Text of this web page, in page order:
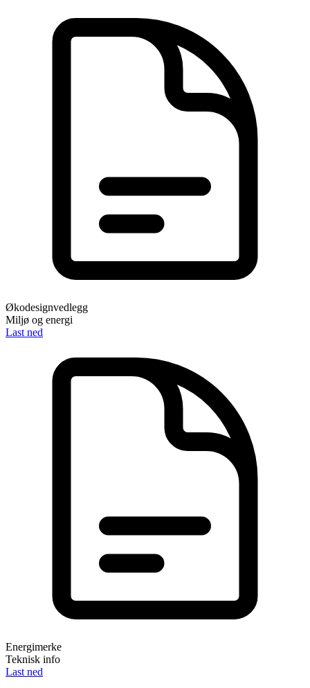
Økodesignvedlegg
Miljø og energi
Last ned
Energimerke
Teknisk info
Last ned